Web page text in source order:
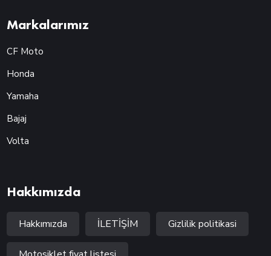
Markalarımız
CF Moto
Honda
Yamaha
Bajaj
Volta
Hakkımızda
Hakkımızda İLETİŞİM Gizlilik politikasi